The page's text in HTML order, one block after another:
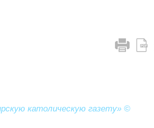
католическую газету» ©